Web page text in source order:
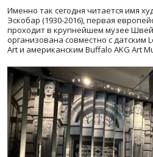
Именно так сегодня читается имя
Эскобар (1930-2016), первая
проходит в крупнейшем музее
организована совместно с датским
Art и американским Buffalo AKG Art